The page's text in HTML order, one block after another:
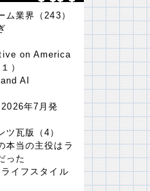
ム業界（243）
on America
）
AI
年7月発
ツ瓦版（4）
本当の主役はラ
った
イフスタイル